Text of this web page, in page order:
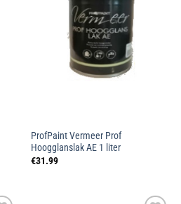
ProfPaint Vermeer Prof
Hoogglanslak AE 1 liter
€31.99